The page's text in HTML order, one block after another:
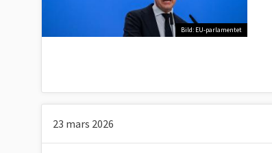
Bild: EU-parlamentet
23 mars 2026